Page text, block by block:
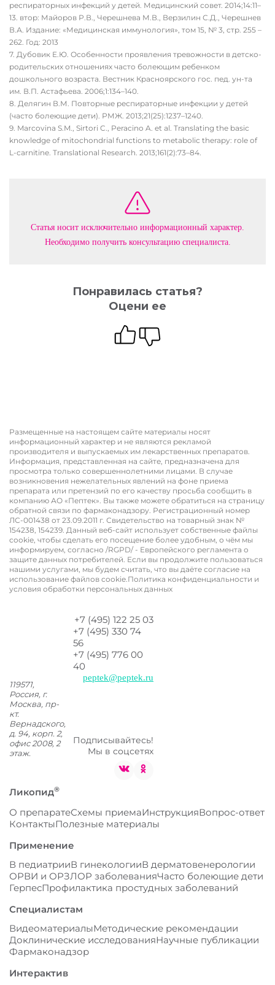
респираторных инфекций у детей. Медицинский совет. 2014;14:11–
13. втор: Майоров Р.В., Черешнева М.В., Верзилин С.Д., Черешнев
В.А. Издание: «Медицинская иммунология», том 15, № 3, стр. 255 –
262. Год: 2013
Дубовик Е.Ю. Особенности проявления тревожности в детско-
родительских отношениях часто болеющим ребенком
дошкольного возраста. Вестник Красноярского гос. пед. ун-та
им. В.П. Астафьева. 2006;1:134–140.
Делягин В.М. Повторные респираторные инфекции у детей
(часто болеющие дети). РМЖ. 2013;21(25):1237–1240.
Marcovina S.M., Sirtori C., Peracino A. et al. Translating the basic
knowledge of mitochondrial functions to metabolic therapy: role of
L-carnitine. Translational Research. 2013;161(2):73–84.
Статья носит исключительно информационный характер.
Необходимо получить консультацию специалиста.
Понравилась статья?
Оцени ее
Размещенные на настоящем сайте материалы носят
информационный характер и не являются рекламой
производителя и выпускаемых им лекарственных препаратов.
Информация, представленная на сайте, предназначена для
просмотра только совершеннолетними лицами. В случае
возникновения нежелательных явлений на фоне приема
препарата или претензий по его качеству просьба сообщить в
компанию АО «Пептек». Вы также можете обратиться на страницу
обратной связи по фармаконадзору. Регистрационный номер
ЛС-001438 от 23.09.2011 г. ​​​​​​Свидетельство на товарный знак №
154238, 154239. Данный веб-сайт использует собственные файлы
cookie, чтобы сделать его посещение более удобным, о чём мы
информируем, согласно /RGPD/ - Европейского регламента о
защите данных потребителей. Если вы продолжите пользоваться
нашими услугами, мы будем считать, что вы даёте согласие на
использование файлов cookie.Политика конфиденциальности и
условия обработки персональных данных
119571,
Россия, г.
Москва, пр-
кт.
Вернадского,
д. 94, корп. 2,
офис 2008, 2
этаж.
+7 (495) 122 25 03
+7 (495) 330 74
56
+7 (495) 776 00
40
peptek@peptek.ru
Подписывайтесь!
Мы в соцсетях
Ликопид®
О препаратеСхемы приемаИнструкцияВопрос-ответ
КонтактыПолезные материалы
Применение
В педиатрииВ гинекологииВ дерматовенерологии
ОРВИ и ОРЗЛОР заболеванияЧасто болеющие дети
ГерпесПрофилактика простудных заболеваний
Специалистам
ВидеоматериалыМетодические рекомендации
Доклинические исследованияНаучные публикации
Фармаконадзор
Интерактив